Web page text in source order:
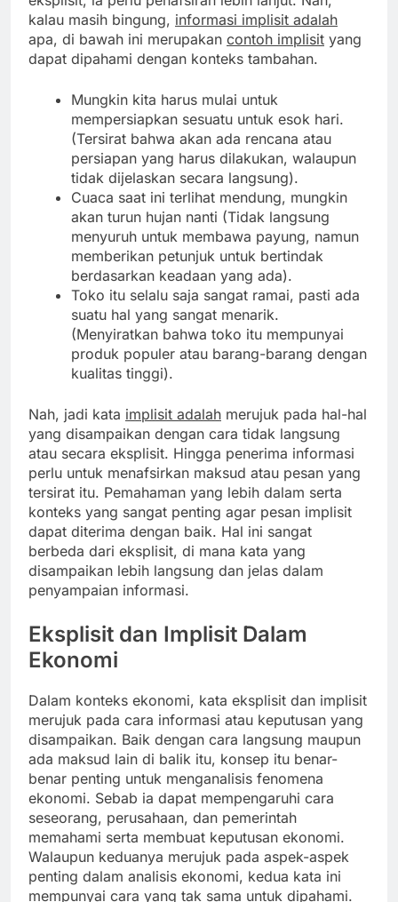
kalau masih bingung, informasi implisit adalah
apa, di bawah ini merupakan contoh implisit yang
dapat dipahami dengan konteks tambahan.
Mungkin kita harus mulai untuk
mempersiapkan sesuatu untuk esok hari.
(Tersirat bahwa akan ada rencana atau
persiapan yang harus dilakukan, walaupun
tidak dijelaskan secara langsung).
Cuaca saat ini terlihat mendung, mungkin
akan turun hujan nanti (Tidak langsung
menyuruh untuk membawa payung, namun
memberikan petunjuk untuk bertindak
berdasarkan keadaan yang ada).
Toko itu selalu saja sangat ramai, pasti ada
suatu hal yang sangat menarik.
(Menyiratkan bahwa toko itu mempunyai
produk populer atau barang-barang dengan
kualitas tinggi).
Nah, jadi kata implisit adalah merujuk pada hal-hal
yang disampaikan dengan cara tidak langsung
atau secara eksplisit. Hingga penerima informasi
perlu untuk menafsirkan maksud atau pesan yang
tersirat itu. Pemahaman yang lebih dalam serta
konteks yang sangat penting agar pesan implisit
dapat diterima dengan baik. Hal ini sangat
berbeda dari eksplisit, di mana kata yang
disampaikan lebih langsung dan jelas dalam
penyampaian informasi.
Eksplisit dan Implisit Dalam
Ekonomi
Dalam konteks ekonomi, kata eksplisit dan implisit
merujuk pada cara informasi atau keputusan yang
disampaikan. Baik dengan cara langsung maupun
ada maksud lain di balik itu, konsep itu benar-
benar penting untuk menganalisis fenomena
ekonomi. Sebab ia dapat mempengaruhi cara
seseorang, perusahaan, dan pemerintah
memahami serta membuat keputusan ekonomi.
Walaupun keduanya merujuk pada aspek-aspek
penting dalam analisis ekonomi, kedua kata ini
mempunyai cara yang tak sama untuk dipahami.